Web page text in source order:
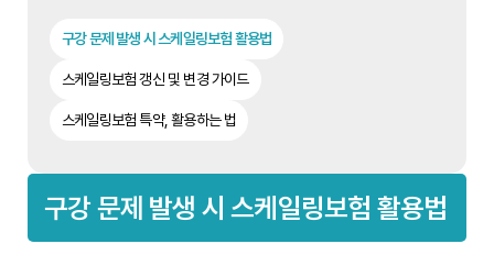
구강 문제 발생 시 스케일링보험 활용법
스케일링보험 갱신 및 변경 가이드
스케일링보험 특약, 활용하는 법
구강 문제 발생 시 스케일링보험 활용법